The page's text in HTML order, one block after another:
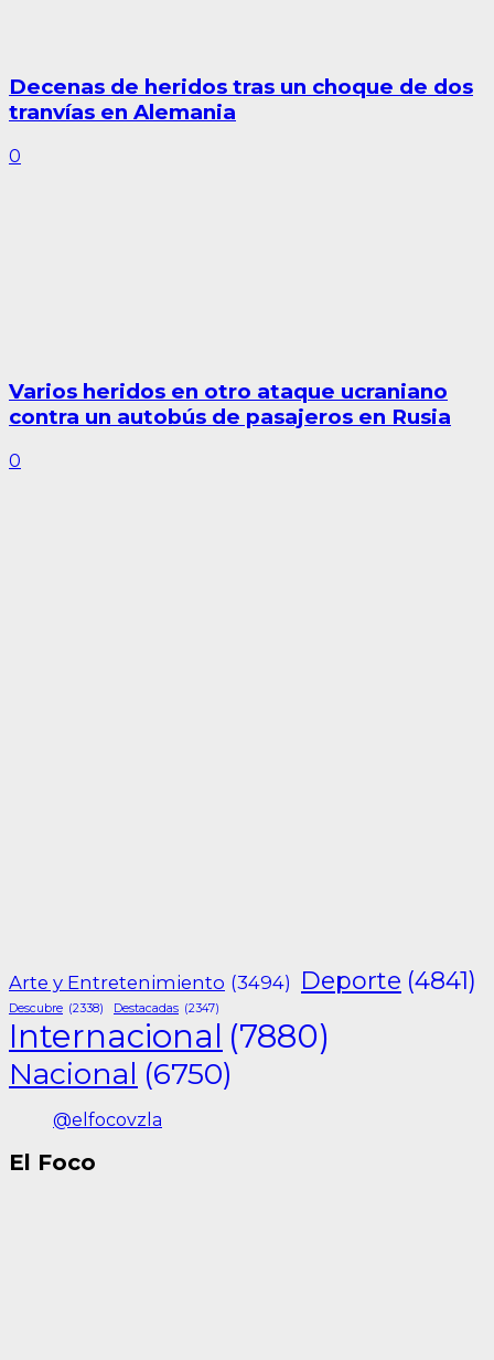
Decenas de heridos tras un choque de dos
tranvías en Alemania
0
Varios heridos en otro ataque ucraniano
contra un autobús de pasajeros en Rusia
0
Arte y Entretenimiento (3494) Deporte (4841)
Descubre (2338) Destacadas (2347)
Internacional (7880)
Nacional (6750)
@elfocovzla
El Foco